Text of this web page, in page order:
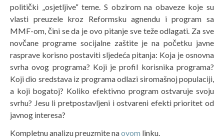
politički „osjetljive“ teme. S obzirom na obaveze koje su
vlasti preuzele kroz Reformsku agnendu i program sa
MMF-om, čini se da je ovo pitanje sve teže odlagati. Za sve
novčane programe socijalne zaštite je na početku javne
rasprave korisno postaviti sljedeća pitanja: Koja je osnovna
svrha ovog programa? Koji je profil korisnika programa?
Koji dio sredstava iz programa odlazi siromašnoj populaciji,
a koji bogatoj? Koliko efektivno program ostvaruje svoju
svrhu? Jesu li pretpostavljeni i ostvareni efekti prioritet od
javnog interesa?
Kompletnu analizu preuzmite naovom linku.